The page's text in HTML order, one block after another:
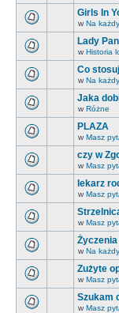
Girls In
w Na
Lady
w Historia
Co
w Na
Jaka
w Różne
PLAZA
w Masz
czy w
w Masz
lekarz
w Masz
w Masz
w Na
Zużyte
w Masz
Szukam
w Masz